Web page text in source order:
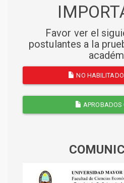
Favor ver el
postulantes a la
NO
APROBADOS